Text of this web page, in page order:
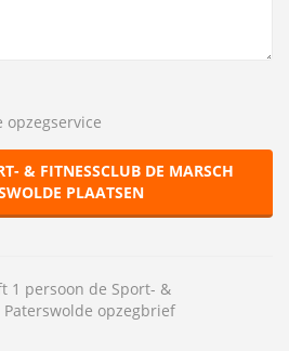
opzegservice
& FITNESSCLUB DE MARSCH
PLAATSEN
1 persoon de Sport- &
opzegbrief